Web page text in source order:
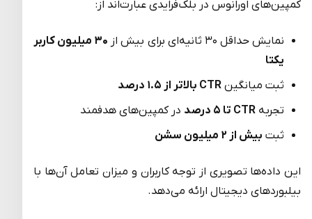
کمپین‌های اورانوس در بلک‌فرایدی عبارت‌اند از:
نمایش حداقل ۳۰ ثانیه‌ای برای بیش از
۳۰ میلیون کاربر
یکتا
ثبت میانگین CTR بالاتر از ۱ .۵ درصد
تجربه CTR تا ۵ درصد
در کمپین‌های هدفمند
ثبت بیش از ۲ میلیون سشن
این داده‌ها تصویری از توجه کاربران و میزان تعامل آن‌ها با
بیلبوردهای دیجیتال ارائه می‌دهد.